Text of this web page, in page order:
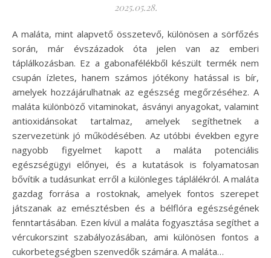
2025.05.28.
A maláta, mint alapvető összetevő, különösen a sörfőzés
során, már évszázadok óta jelen van az emberi
táplálkozásban. Ez a gabonafélékből készült termék nem
csupán ízletes, hanem számos jótékony hatással is bír,
amelyek hozzájárulhatnak az egészség megőrzéséhez. A
maláta különböző vitaminokat, ásványi anyagokat, valamint
antioxidánsokat tartalmaz, amelyek segíthetnek a
szervezetünk jó működésében. Az utóbbi években egyre
nagyobb figyelmet kapott a maláta potenciális
egészségügyi előnyei, és a kutatások is folyamatosan
bővítik a tudásunkat erről a különleges táplálékról. A maláta
gazdag forrása a rostoknak, amelyek fontos szerepet
játszanak az emésztésben és a bélflóra egészségének
fenntartásában. Ezen kívül a maláta fogyasztása segíthet a
vércukorszint szabályozásában, ami különösen fontos a
cukorbetegségben szenvedők számára. A maláta…